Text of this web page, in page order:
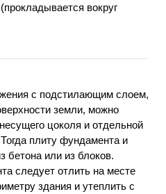
вокруг
с подстилающим слоем,
земли, можно
цоколя и отдельной
плиту фундамента и
бетона или из блоков.
следует отлить на месте
здания и утеплить с